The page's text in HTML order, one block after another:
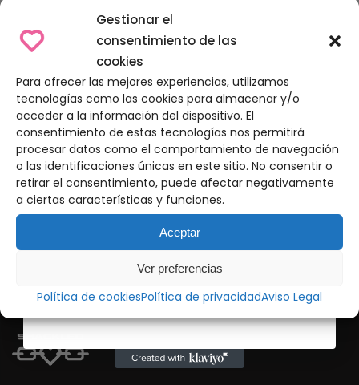
Gestionar el
consentimiento de las
cookies
Para ofrecer las mejores experiencias, utilizamos
tecnologías como las cookies para almacenar y/o
acceder a la información del dispositivo. El
consentimiento de estas tecnologías nos permitirá
procesar datos como el comportamiento de navegación
o las identificaciones únicas en este sitio. No consentir o
retirar el consentimiento, puede afectar negativamente
a ciertas características y funciones.
Aceptar
Ver preferencias
Política de cookiesPolítica de privacidadAviso Legal
Only for the coolest
10% de DTO en tu primer pedido
Únete anuestra comunidady descubre antes que
nadie nuestros próximos drops, noticias y restocks
Email
Suscríbete